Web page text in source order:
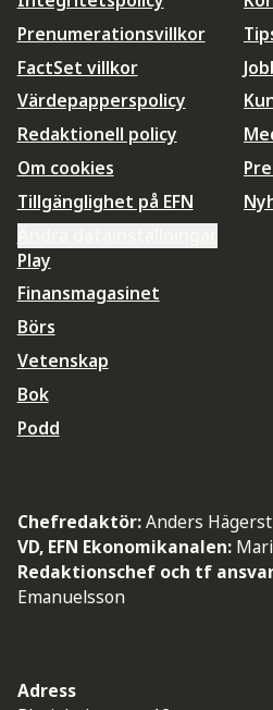
Prenumerationsvillkor
FactSet villkor
Värdepapperspolicy
Redaktionell policy
Om cookies
Tillgänglighet på EFN
Play
Finansmagasinet
Börs
Vetenskap
Bok
Podd
Chefredaktör:Anders
VD, EFN Ekonomikanalen:
Redaktionschef och tf
Emanuelsson
Adress